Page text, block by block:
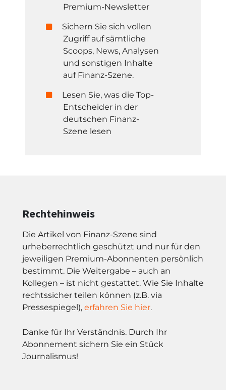
Premium-Newsletter
Sichern Sie sich vollen
Zugriff auf sämtliche
Scoops, News, Analysen
und sonstigen Inhalte
auf Finanz-Szene.
Lesen Sie, was die Top-
Entscheider in der
deutschen Finanz-
Szene lesen
Rechtehinweis
Die Artikel von Finanz-Szene sind
urheberrechtlich geschützt und nur für den
jeweiligen Premium-Abonnenten persönlich
bestimmt. Die Weitergabe – auch an
Kollegen – ist nicht gestattet. Wie Sie Inhalte
rechtssicher teilen können (z.B. via
Pressespiegel), erfahren Sie hier.
Danke für Ihr Verständnis. Durch Ihr
Abonnement sichern Sie ein Stück
Journalismus!